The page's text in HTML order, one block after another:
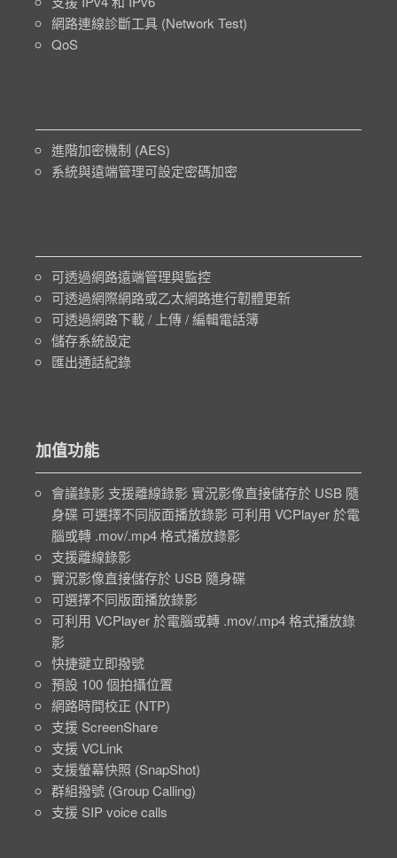
網路連線診斷工具 (Network Test)
QoS
進階加密機制 (AES)
系統與遠端管理可設定密碼加密
可透過網路遠端管理與監控
可透過網際網路或乙太網路進行韌體更新
可透過網路下載 / 上傳 / 編輯電話簿
儲存系統設定
匯出通話紀錄
加值功能
會議錄影 支援離線錄影 實況影像直接儲存於 USB 隨
身碟 可選擇不同版面播放錄影 可利用 VCPlayer 於電
腦或轉 .mov/.mp4 格式播放錄影
支援離線錄影
實況影像直接儲存於 USB 隨身碟
可選擇不同版面播放錄影
可利用 VCPlayer 於電腦或轉 .mov/.mp4 格式播放錄
影
快捷鍵立即撥號
預設 100 個拍攝位置
網路時間校正 (NTP)
支援 ScreenShare
支援 VCLink
支援螢幕快照 (SnapShot)
群組撥號 (Group Calling)
支援 SIP voice calls